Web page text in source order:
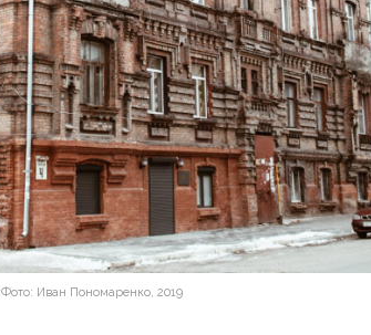
Фото: Иван Пономаренко, 2019